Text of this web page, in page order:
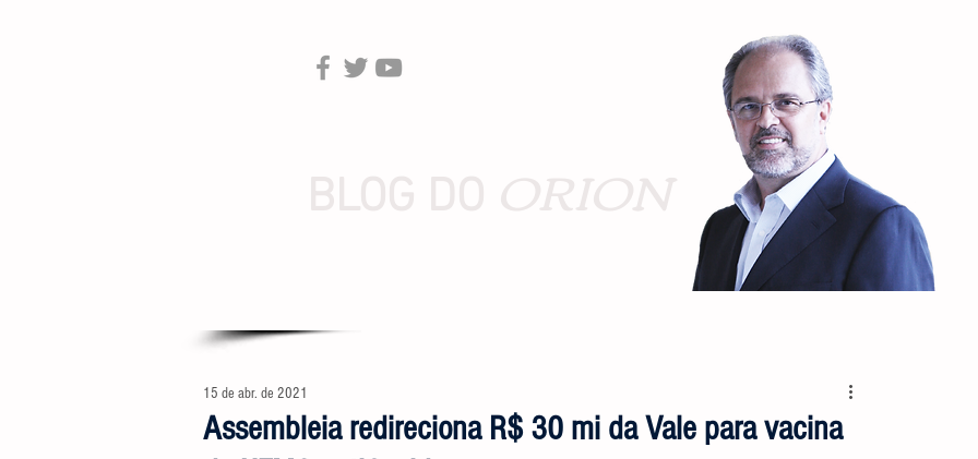
Assembleia redireciona R$ 30 mi da Vale para vacina
15 de abr. de 2021